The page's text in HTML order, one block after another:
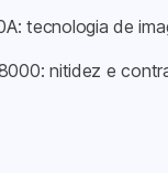
tecnologia de
nitidez e